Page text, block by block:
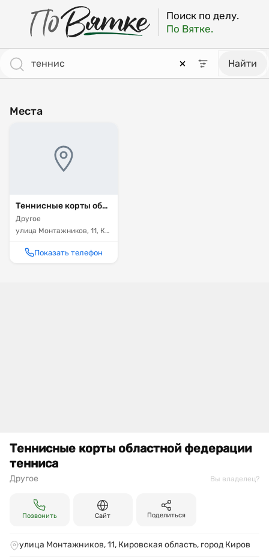
ПоВятке - региональный поисковик
Результаты поиска: теннис [страница 3]
Поиск по делу.
По Вятке.
Найти
Места
Теннисные корты областной федерации тенниса
Другое
улица Монтажников, 11, Кировская область, город Киров
Показать телефон
Теннисные корты областной федерации
тенниса
Другое Вы владелец?
Позвонить Сайт Поделиться
улица Монтажников, 11, Кировская область, город Киров